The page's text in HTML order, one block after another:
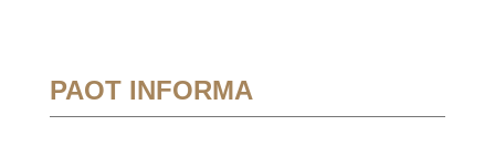
PAOT INFORMA